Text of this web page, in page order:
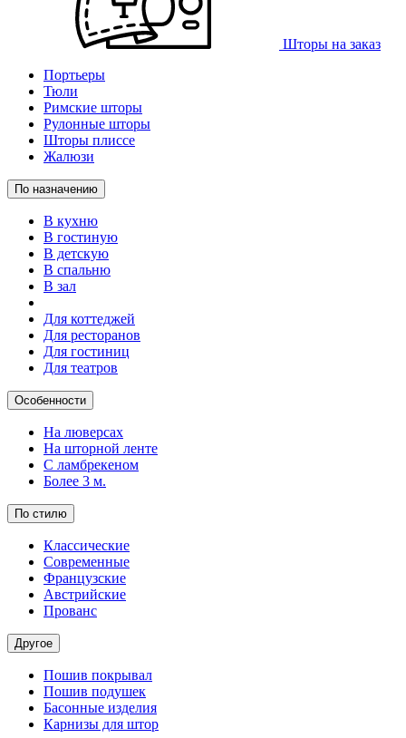
Шторы на заказ
Портьеры
Тюли
Римские шторы
Рулонные шторы
Шторы плиссе
Жалюзи
По назначению
В кухню
В гостиную
В детскую
В спальню
В зал
Для коттеджей
Для ресторанов
Для гостиниц
Для театров
Особенности
На люверсах
На шторной ленте
С ламбрекеном
Более 3 м.
По стилю
Классические
Современные
Французские
Австрийские
Прованс
Другое
Пошив покрывал
Пошив подушек
Басонные изделия
Карнизы для штор